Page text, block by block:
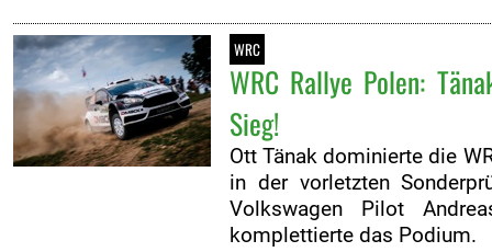
WRC
WRC Rallye Polen:
Sieg!
Ott Tänak dominierte die
in der vorletzten
Volkswagen Pilot
komplettierte das Podium.